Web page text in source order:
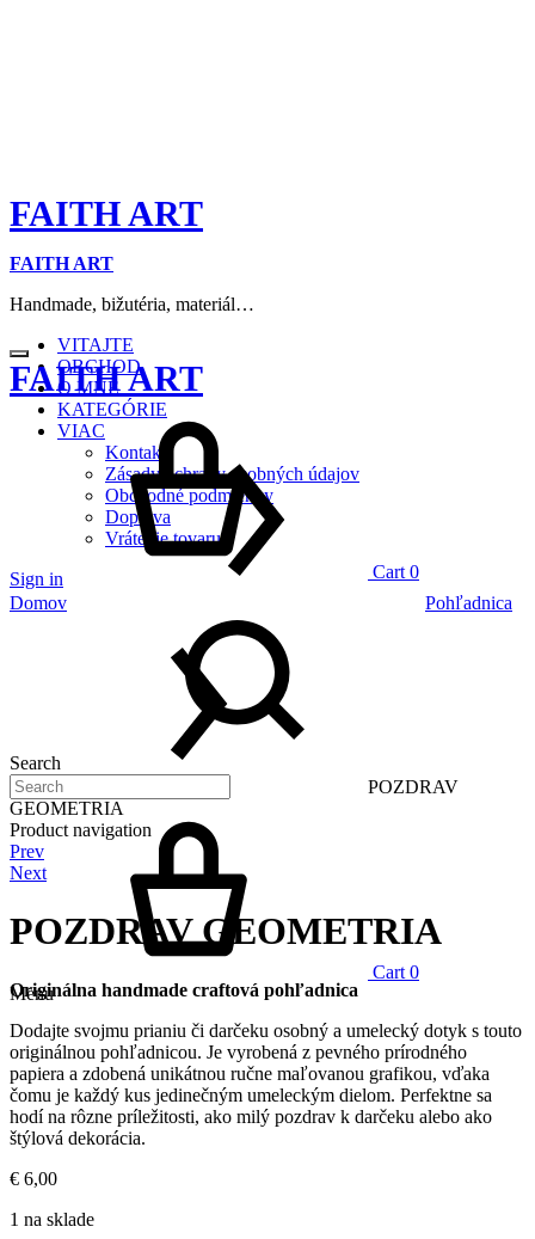
FAITH ART
FAITH ART
Handmade, bižutéria, materiál…
VITAJTE
OBCHOD
O MNE
KATEGÓRIE
VIAC
Kontakt
Zásady ochrany osobných údajov
Obchodné podmienky
Doprava
Vrátenie tovaru
Sign in
Search
Cart 0
Menu
FAITH ART
Cart 0
Domov
Pohľadnica
POZDRAV
GEOMETRIA
Product navigation
Prev
Next
POZDRAV GEOMETRIA
Originálna handmade craftová pohľadnica
Dodajte svojmu prianiu či darčeku osobný a umelecký dotyk s touto
originálnou pohľadnicou. Je vyrobená z pevného prírodného
papiera a zdobená unikátnou ručne maľovanou grafikou, vďaka
čomu je každý kus jedinečným umeleckým dielom. Perfektne sa
hodí na rôzne príležitosti, ako milý pozdrav k darčeku alebo ako
štýlová dekorácia.
€ 6,00
1 na sklade